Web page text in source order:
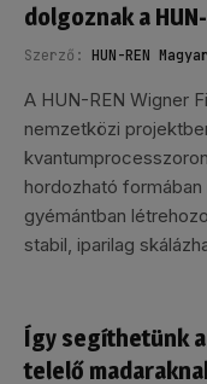
dolgoznak a
Szerző: HUN-REN
A HUN-REN Wigner
nemzetközi
hordozható
gyémántban
stabil, iparilag
Így segíthetünk
telelő